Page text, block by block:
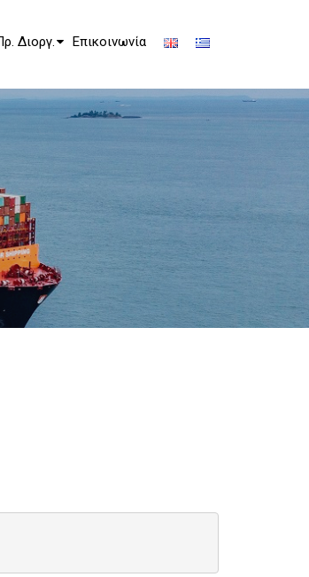
Διοργ. Επικοινωνία